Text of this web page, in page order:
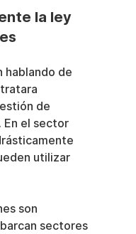
la ley
hablando de
de
En el sector
utilizar
son
sectores